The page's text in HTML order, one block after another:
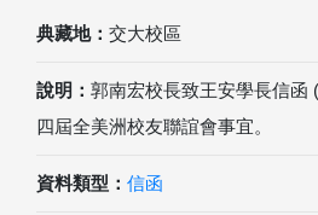
典藏地： 交大校區
說明： 郭南宏校長致王安學長信函
四屆全美洲校友聯誼會事宜。
資料類型： 信函